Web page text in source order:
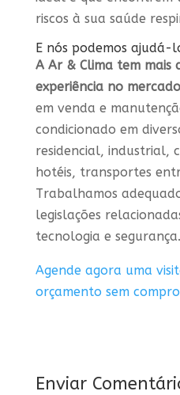
riscos à sua saúde
E nós podemos
A Ar & Clima tem mais
experiência no
em venda e
condicionado em
residencial, industrial,
hotéis, transportes
Trabalhamos
legislações
tecnologia e segurança.
Agende agora uma
orçamento sem
Enviar